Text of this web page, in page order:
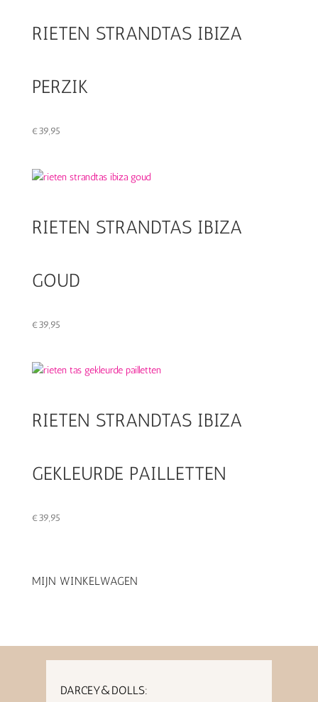
RIETEN STRANDTAS IBIZA
PERZIK
€39,95
RIETEN STRANDTAS IBIZA
GOUD
€39,95
RIETEN STRANDTAS IBIZA
GEKLEURDE PAILLETTEN
€39,95
MIJN WINKELWAGEN
DARCEY&DOLLS: